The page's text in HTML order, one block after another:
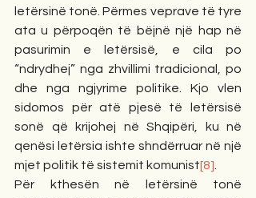
letërsinë tonë. Përmes veprave të tyre
ata u përpoqën të bëjnë një hap në
pasurimin e letërsisë, e cila po
“ndrydhej” nga zhvillimi tradicional, po
dhe nga ngjyrime politike. Kjo vlen
sidomos për atë pjesë të letërsisë
sonë që krijohej në Shqipëri, ku në
qenësi letërsia ishte shndërruar në një
mjet politik të sistemit komunist[8].
Për kthesën në letërsinë tonë